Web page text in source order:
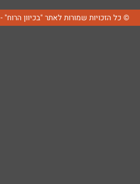
© כל הזכויות שמורות לאתר "בכיוון הרוח" - 2011 טל: 050-8517840